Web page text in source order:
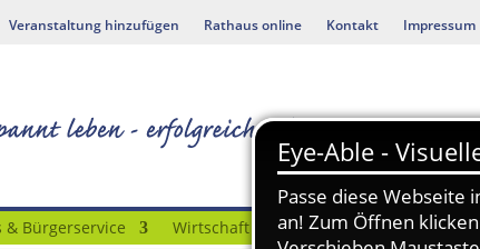
Veranstaltung hinzufügen Rathaus online Kontakt Impressum
& Bürgerservice Wirtschaft Bauen & Umwelt